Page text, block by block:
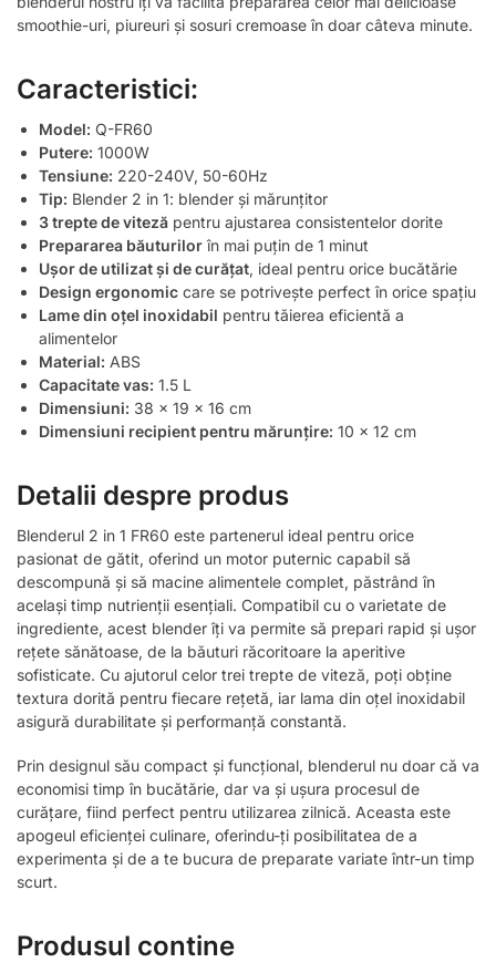
smoothie-uri, piureuri și sosuri cremoase în doar câteva minute.
Caracteristici:
Model: Q-FR60
Putere: 1000W
Tensiune: 220-240V, 50-60Hz
Tip: Blender 2 in 1: blender și mărunțitor
3 trepte de viteză pentru ajustarea consistentelor dorite
Prepararea băuturilor în mai puțin de 1 minut
Ușor de utilizat și de curățat, ideal pentru orice bucătărie
Design ergonomic care se potrivește perfect în orice spațiu
Lame din oțel inoxidabil pentru tăierea eficientă a
alimentelor
Material: ABS
Capacitate vas: 1.5 L
Dimensiuni: 38 x 19 x 16 cm
Dimensiuni recipient pentru mărunțire: 10 x 12 cm
Detalii despre produs
Blenderul 2 in 1 FR60 este partenerul ideal pentru orice
pasionat de gătit, oferind un motor puternic capabil să
descompună și să macine alimentele complet, păstrând în
același timp nutrienții esențiali. Compatibil cu o varietate de
ingrediente, acest blender îți va permite să prepari rapid și ușor
rețete sănătoase, de la băuturi răcoritoare la aperitive
sofisticate. Cu ajutorul celor trei trepte de viteză, poți obține
textura dorită pentru fiecare rețetă, iar lama din oțel inoxidabil
asigură durabilitate și performanță constantă.
Prin designul său compact și funcțional, blenderul nu doar că va
economisi timp în bucătărie, dar va și ușura procesul de
curățare, fiind perfect pentru utilizarea zilnică. Aceasta este
apogeul eficienței culinare, oferindu-ți posibilitatea de a
experimenta și de a te bucura de preparate variate într-un timp
scurt.
Produsul contine